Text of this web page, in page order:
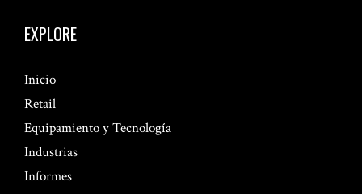
EXPLORE
Inicio
Retail
Equipamiento y Tecnología
Industrias
Informes